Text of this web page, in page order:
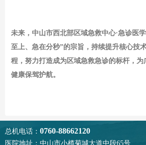
未来，中山市西北部区域急救中心·急诊医
至上、急在分秒”的宗旨，持续提升核心技
程，努力打造成为区域急救急诊的标杆，
健康保驾护航。
总机电话： 0760-88662120
医院地址：中山市小榄菊城大道中段65号